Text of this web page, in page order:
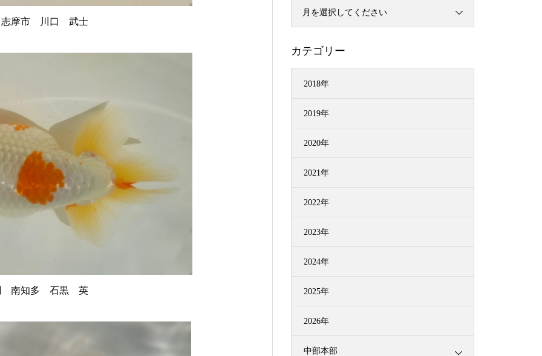
摩市 川口 武士
南知多 石黒 英
月を選択してください
カテゴリー
2018年
2019年
2020年
2021年
2022年
2023年
2024年
2025年
2026年
中部本部